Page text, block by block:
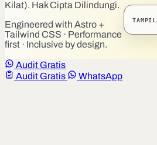
Kilat). Hak Cipta Dilindungi.
Engineered with Astro +
Tailwind CSS · Performance
first · Inclusive by design.
Audit Gratis
Audit Gratis
WhatsApp